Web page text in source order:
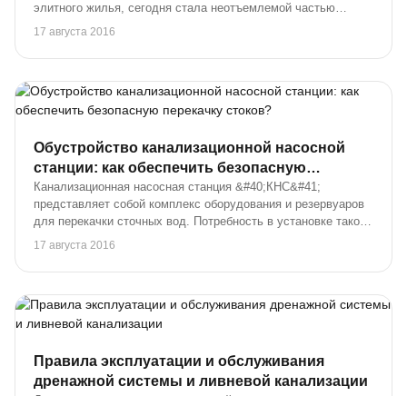
элитного жилья, сегодня стала неотъемлемой частью
практически любой квартиры. Тем, кто проживает в
17 августа 2016
Обустройство канализационной насосной
станции: как обеспечить безопасную
перекачку стоков?
Канализационная насосная станция &#40;КНС&#41;
представляет собой комплекс оборудования и резервуаров
для перекачки сточных вод. Потребность в установке такой
станции возникает в случаях, если транспортировка стоков
17 августа 2016
Правила эксплуатации и обслуживания
дренажной системы и ливневой канализации